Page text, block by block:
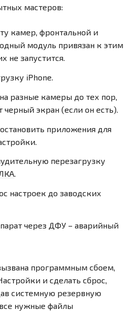
мастеров:
камер, фронтальной и
модуль привязан к этим
не запустится.
iPhone.
разные камеры до тех пор,
черный экран (если он есть).
приложения для
перезагрузку
.
настроек до заводских
через ДФУ – аварийный
программным сбоем,
и сделать сброс,
системную резервную
нужные файлы